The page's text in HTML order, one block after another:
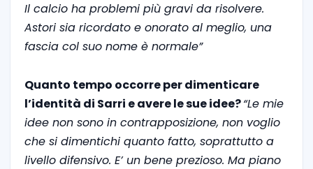
Il calcio ha problemi più gravi da risolvere.
Astori sia ricordato e onorato al meglio, una
fascia col suo nome è normale”
Quanto tempo occorre per dimenticare
l’identità di Sarri e avere le sue idee?“Le mie
idee non sono in contrapposizione, non voglio
che si dimentichi quanto fatto, soprattutto a
livello difensivo. E’ un bene prezioso. Ma piano